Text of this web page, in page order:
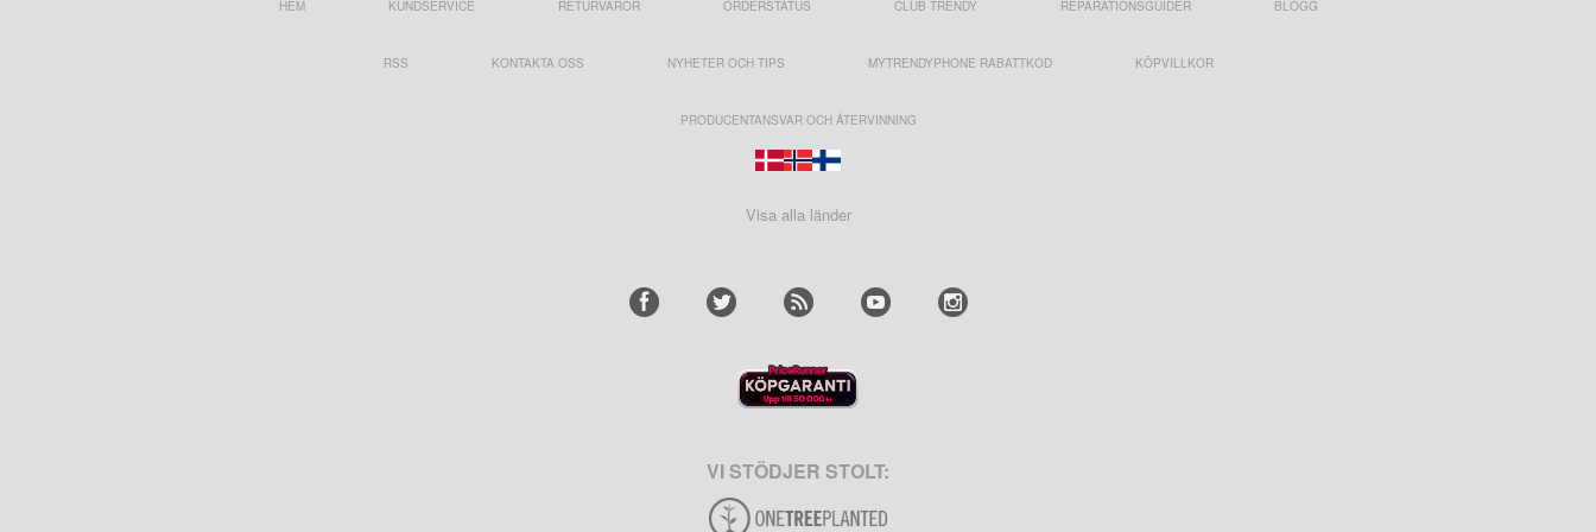
HEM KUNDSERVICE RETURVAROR ORDERSTATUS CLUB TRENDY REPARATIONSGUIDER BLOGG
RSS KONTAKTA OSS NYHETER OCH TIPS MYTRENDYPHONE RABATTKOD KÖPVILLKOR
PRODUCENTANSVAR OCH ÅTERVINNING
Visa alla länder
VI STÖDJER STOLT: